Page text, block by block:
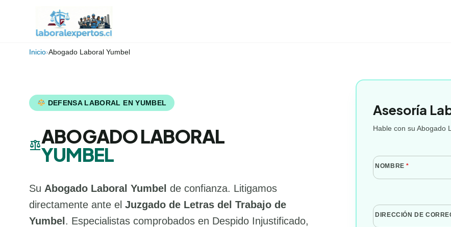
Inicio›Abogado Laboral Yumbel
DEFENSA LABORAL EN YUMBEL
balanceABOGADO LABORAL
YUMBEL
Su Abogado Laboral Yumbel de confianza. Litigamos
directamente ante elJuzgado de Letras del Trabajo de
Yumbel. Especialistas comprobados en Despido Injustificado,
Asesoría
Hable con su Abogado
NOMBRE*
DIRECCIÓN DE